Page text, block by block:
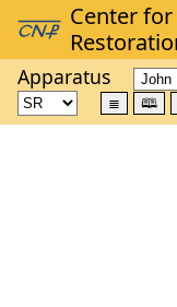
Apparatus
≣ 🕮